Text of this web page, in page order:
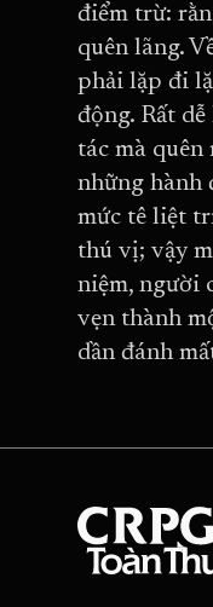
điểm trừ:
quên lãng.
phải lặp đi
động. Rất
tác mà quên
những hành
mức tê liệt
thú vị; vậy
niệm, người
vẹn thành
dần đánh